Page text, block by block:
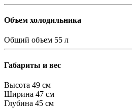
Объем холодильника
Общий объем 55 л
Габариты и вес
Высота 49 см
Ширина 47 см
Глубина 45 см